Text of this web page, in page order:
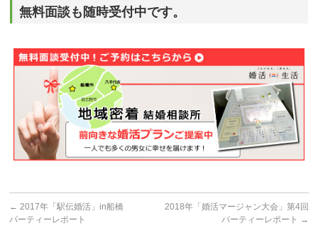
無料面談も随時受付中です。
← 2017年「駅伝婚活」in船橋
パーティーレポート
2018年「婚活マージャン大会」第4回
パーティーレポート →